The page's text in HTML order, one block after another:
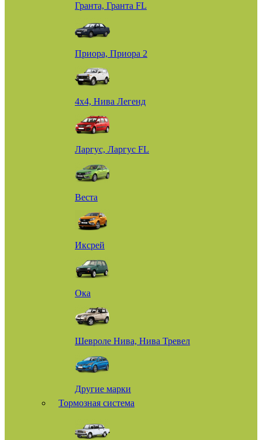
Гранта, Гранта FL
Приора, Приора 2
4х4, Нива Легенд
Ларгус, Ларгус FL
Веста
Иксрей
Ока
Шевроле Нива, Нива Тревел
Другие марки
Тормозная система